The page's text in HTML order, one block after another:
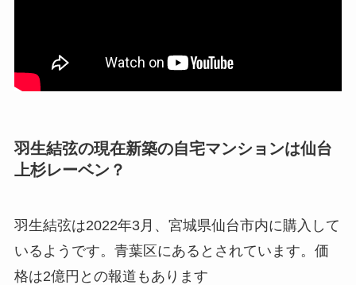
羽生結弦の現在新築の自宅マンションは仙台
上杉レーベン？
羽生結弦は2022年3月、宮城県仙台市内に購入して
いるようです。青葉区にあるとされています。価
格は2億円との報道もあります